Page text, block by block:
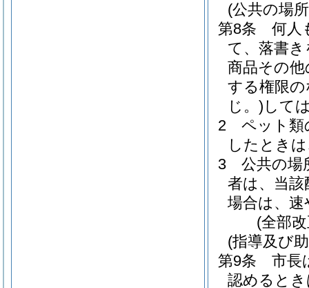
(公共の場
第8条
何人
て、落書
商品その他
する権限
じ。) して
2
ペット類
したとき
3
公共の場
者は、当
場合は、
(全部
(指導及び
第9条
市長
認めると